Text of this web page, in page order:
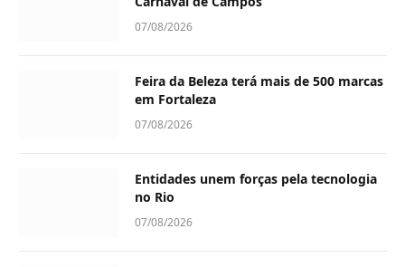
07/08/2026
Feira da Beleza terá mais de 500 marcas
em Fortaleza
07/08/2026
Entidades unem forças pela tecnologia
no Rio
07/08/2026